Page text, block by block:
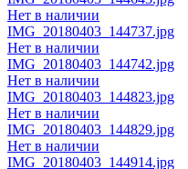
Нет в наличии
IMG_20180403_144737.jpg
Нет в наличии
IMG_20180403_144742.jpg
Нет в наличии
IMG_20180403_144823.jpg
Нет в наличии
IMG_20180403_144829.jpg
Нет в наличии
IMG_20180403_144914.jpg